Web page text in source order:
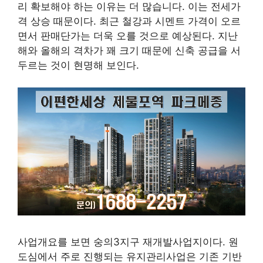
리 확보해야 하는 이유는 더 많습니다. 이는 전세가
격 상승 때문이다. 최근 철강과 시멘트 가격이 오르
면서 판매단가는 더욱 오를 것으로 예상된다. 지난
해와 올해의 격차가 꽤 크기 때문에 신축 공급을 서
두르는 것이 현명해 보인다.
사업개요를 보면 숭의3지구 재개발사업지이다. 원
도심에서 주로 진행되는 유지관리사업은 기존 기반